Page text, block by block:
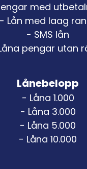
med
- Lån med laag
- SMS lån
pengar utan
Lånebelopp
- Låna 1.000
- Låna 3.000
- Låna 5.000
- Låna 10.000